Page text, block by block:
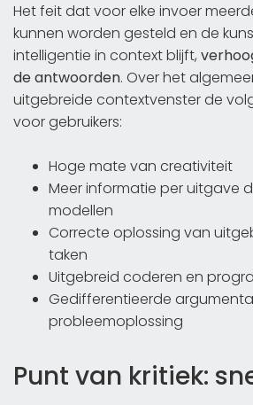
Het feit dat voor elke invoer
kunnen worden gesteld en de
intelligentie in context blijft,
de antwoorden. Over het
uitgebreide contextvenster de
voor gebruikers:
Hoge mate van creativiteit
Meer informatie per uitgave
modellen
Correcte oplossing van
taken
Uitgebreid coderen en
Gedifferentieerde
probleemoplossing
Punt van kritiek: